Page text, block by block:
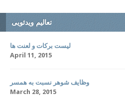
تعالیم ویدئویی
لیست برکات و لعنت ها
April 11, 2015
وظایف شوهر نسبت به همسر
March 28, 2015